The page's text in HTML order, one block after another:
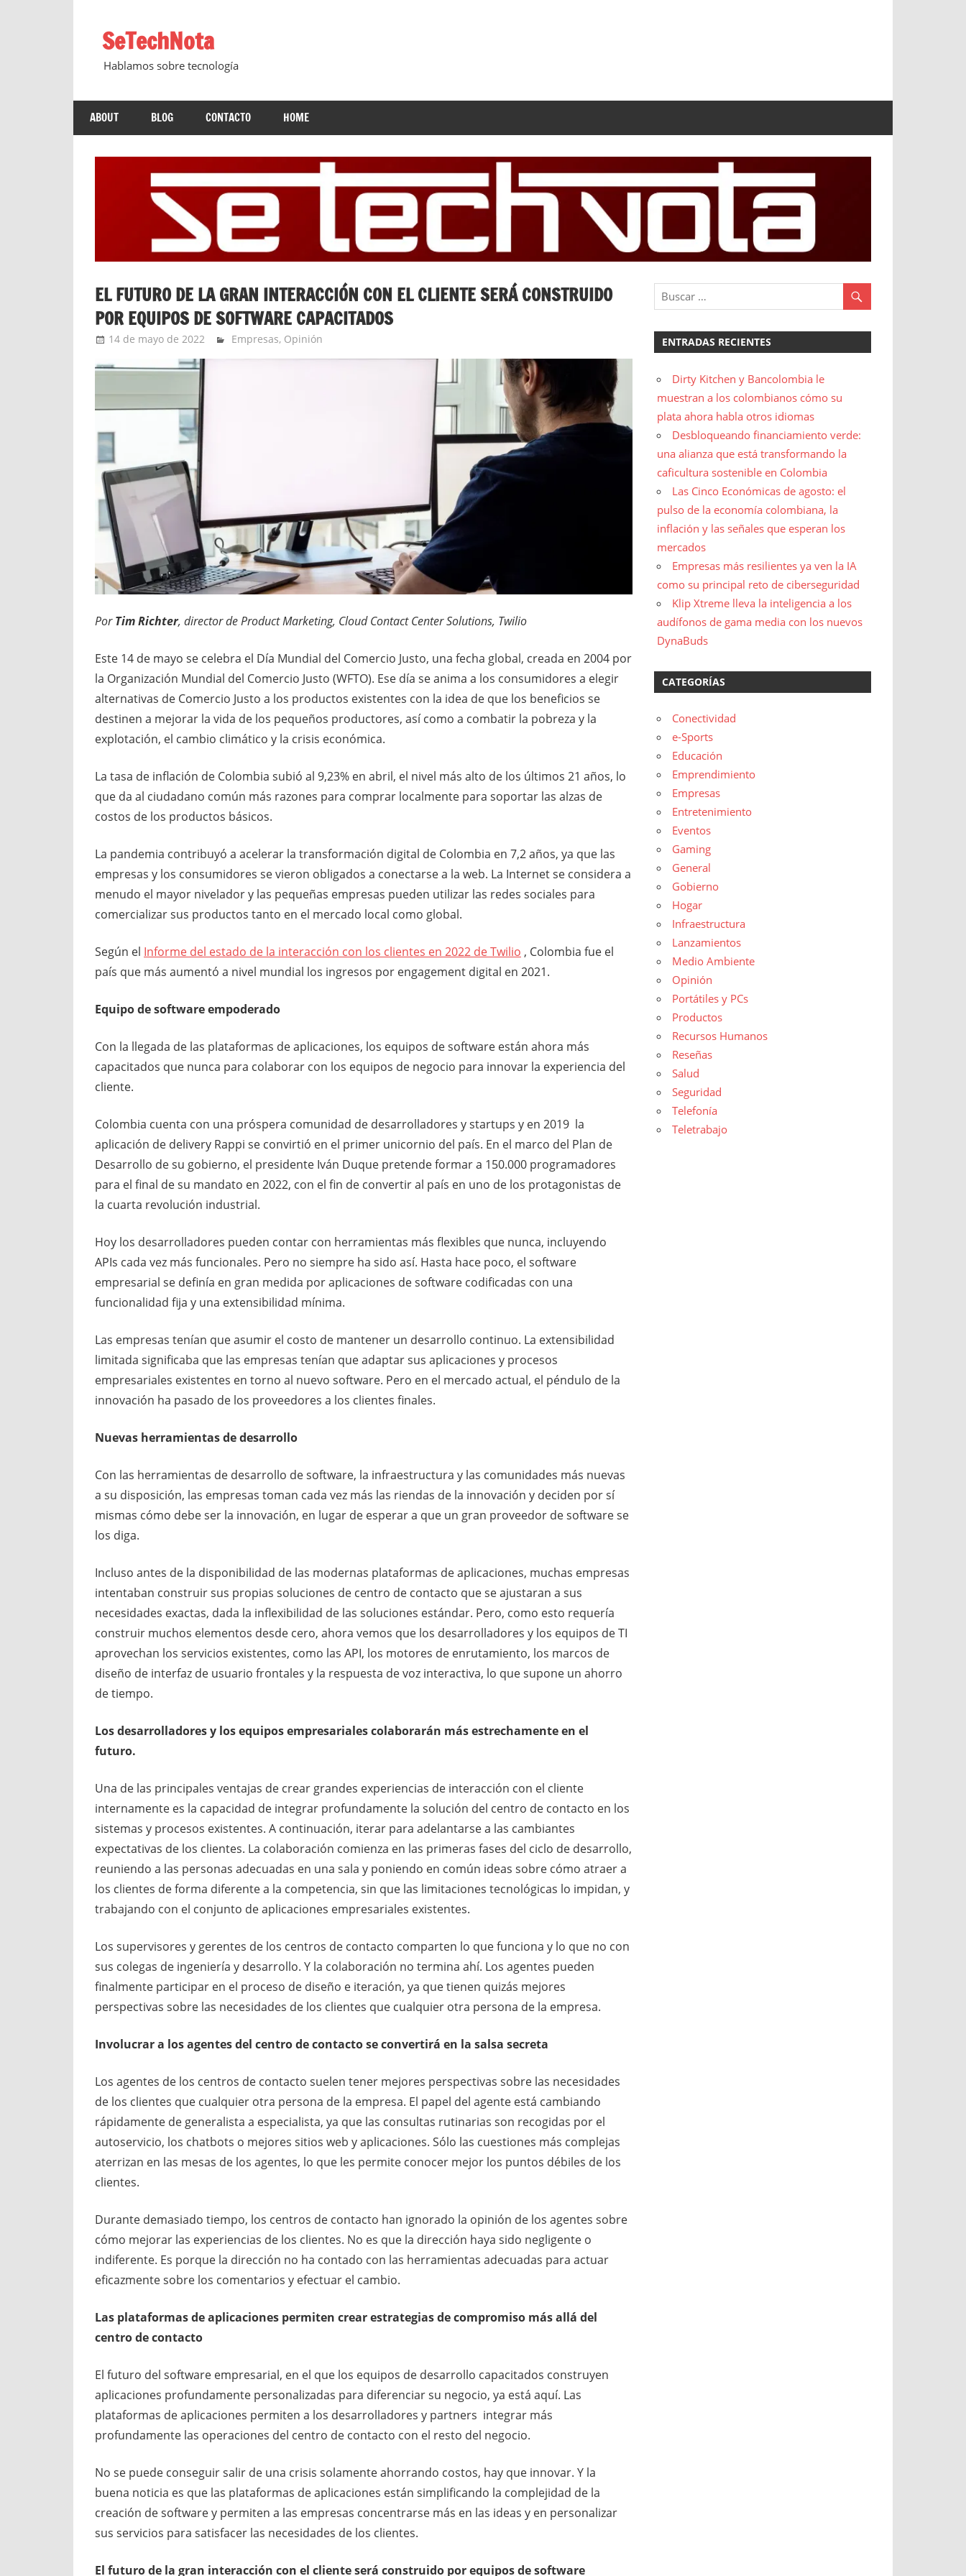
contenidoSeTechNota
Hablamos sobre tecnología
ABOUT BLOG CONTACTO HOME
EL FUTURO DE LA GRAN INTERACCIÓN CON EL CLIENTE SERÁ CONSTRUIDO
POR EQUIPOS DE SOFTWARE CAPACITADOS
14 de mayo de 2022 Ernesto Herrera
Empresas, Opinión
PorTim Richter, director de Product Marketing, Cloud Contact Center Solutions, Twilio
Este 14 de mayo se celebra el Día Mundial del Comercio Justo, una fecha global, creada en 2004 por
la Organización Mundial del Comercio Justo (WFTO). Ese día se anima a los consumidores a elegir
alternativas de Comercio Justo a los productos existentes con la idea de que los beneficios se
destinen a mejorar la vida de los pequeños productores, así como a combatir la pobreza y la
explotación, el cambio climático y la crisis económica.
La tasa de inflación de Colombia subió al 9,23% en abril, el nivel más alto de los últimos 21 años, lo
que da al ciudadano común más razones para comprar localmente para soportar las alzas de
costos de los productos básicos.
La pandemia contribuyó a acelerar la transformación digital de Colombia en 7,2 años, ya que las
empresas y los consumidores se vieron obligados a conectarse a la web. La Internet se considera a
menudo el mayor nivelador y las pequeñas empresas pueden utilizar las redes sociales para
comercializar sus productos tanto en el mercado local como global.
Según el Informe del estado de la interacción con los clientes en 2022 de Twilio , Colombia fue el
país que más aumentó a nivel mundial los ingresos por engagement digital en 2021.
Equipo de software empoderado
Con la llegada de las plataformas de aplicaciones, los equipos de software están ahora más
capacitados que nunca para colaborar con los equipos de negocio para innovar la experiencia del
cliente.
Colombia cuenta con una próspera comunidad de desarrolladores y startups y en 2019 la
aplicación de delivery Rappi se convirtió en el primer unicornio del país. En el marco del Plan de
Desarrollo de su gobierno, el presidente Iván Duque pretende formar a 150.000 programadores
para el final de su mandato en 2022, con el fin de convertir al país en uno de los protagonistas de
la cuarta revolución industrial.
Hoy los desarrolladores pueden contar con herramientas más flexibles que nunca, incluyendo
APIs cada vez más funcionales. Pero no siempre ha sido así. Hasta hace poco, el software
empresarial se definía en gran medida por aplicaciones de software codificadas con una
funcionalidad fija y una extensibilidad mínima.
Las empresas tenían que asumir el costo de mantener un desarrollo continuo. La extensibilidad
limitada significaba que las empresas tenían que adaptar sus aplicaciones y procesos
empresariales existentes en torno al nuevo software. Pero en el mercado actual, el péndulo de la
innovación ha pasado de los proveedores a los clientes finales.
Nuevas herramientas de desarrollo
Con las herramientas de desarrollo de software, la infraestructura y las comunidades más nuevas
a su disposición, las empresas toman cada vez más las riendas de la innovación y deciden por sí
mismas cómo debe ser la innovación, en lugar de esperar a que un gran proveedor de software se
los diga.
Incluso antes de la disponibilidad de las modernas plataformas de aplicaciones, muchas empresas
intentaban construir sus propias soluciones de centro de contacto que se ajustaran a sus
necesidades exactas, dada la inflexibilidad de las soluciones estándar. Pero, como esto requería
construir muchos elementos desde cero, ahora vemos que los desarrolladores y los equipos de TI
aprovechan los servicios existentes, como las API, los motores de enrutamiento, los marcos de
diseño de interfaz de usuario frontales y la respuesta de voz interactiva, lo que supone un ahorro
de tiempo.
Los desarrolladores y los equipos empresariales colaborarán más estrechamente en el
futuro.
Una de las principales ventajas de crear grandes experiencias de interacción con el cliente
internamente es la capacidad de integrar profundamente la solución del centro de contacto en los
sistemas y procesos existentes. A continuación, iterar para adelantarse a las cambiantes
expectativas de los clientes. La colaboración comienza en las primeras fases del ciclo de desarrollo,
reuniendo a las personas adecuadas en una sala y poniendo en común ideas sobre cómo atraer a
los clientes de forma diferente a la competencia, sin que las limitaciones tecnológicas lo impidan, y
trabajando con el conjunto de aplicaciones empresariales existentes.
Los supervisores y gerentes de los centros de contacto comparten lo que funciona y lo que no con
sus colegas de ingeniería y desarrollo. Y la colaboración no termina ahí. Los agentes pueden
finalmente participar en el proceso de diseño e iteración, ya que tienen quizás mejores
perspectivas sobre las necesidades de los clientes que cualquier otra persona de la empresa.
Involucrar a los agentes del centro de contacto se convertirá en la salsa secreta
Los agentes de los centros de contacto suelen tener mejores perspectivas sobre las necesidades
de los clientes que cualquier otra persona de la empresa. El papel del agente está cambiando
rápidamente de generalista a especialista, ya que las consultas rutinarias son recogidas por el
autoservicio, los chatbots o mejores sitios web y aplicaciones. Sólo las cuestiones más complejas
aterrizan en las mesas de los agentes, lo que les permite conocer mejor los puntos débiles de los
clientes.
Durante demasiado tiempo, los centros de contacto han ignorado la opinión de los agentes sobre
cómo mejorar las experiencias de los clientes. No es que la dirección haya sido negligente o
indiferente. Es porque la dirección no ha contado con las herramientas adecuadas para actuar
eficazmente sobre los comentarios y efectuar el cambio.
Las plataformas de aplicaciones permiten crear estrategias de compromiso más allá del
centro de contacto
El futuro del software empresarial, en el que los equipos de desarrollo capacitados construyen
aplicaciones profundamente personalizadas para diferenciar su negocio, ya está aquí. Las
plataformas de aplicaciones permiten a los desarrolladores y partners integrar más
profundamente las operaciones del centro de contacto con el resto del negocio.
No se puede conseguir salir de una crisis solamente ahorrando costos, hay que innovar. Y la
buena noticia es que las plataformas de aplicaciones están simplificando la complejidad de la
creación de software y permiten a las empresas concentrarse más en las ideas y en personalizar
sus servicios para satisfacer las necesidades de los clientes.
El futuro de la gran interacción con el cliente será construido por equipos de software
ENTRADAS RECIENTES
Dirty Kitchen y Bancolombia le
muestran a los colombianos cómo su
plata ahora habla otros idiomas
Desbloqueando financiamiento verde:
una alianza que está transformando la
caficultura sostenible en Colombia
Las Cinco Económicas de agosto: el
pulso de la economía colombiana, la
inflación y las señales que esperan los
mercados
Empresas más resilientes ya ven la IA
como su principal reto de ciberseguridad
Klip Xtreme lleva la inteligencia a los
audífonos de gama media con los nuevos
DynaBuds
CATEGORÍAS
Conectividad
e-Sports
Educación
Emprendimiento
Empresas
Entretenimiento
Eventos
Gaming
General
Gobierno
Hogar
Infraestructura
Lanzamientos
Medio Ambiente
Opinión
Portátiles y PCs
Productos
Recursos Humanos
Reseñas
Salud
Seguridad
Telefonía
Teletrabajo